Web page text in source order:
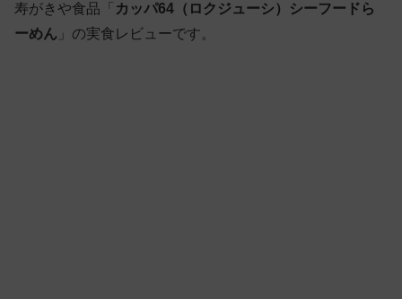
寿がきや食品「 カッパ64（ロクジューシ）シーフードら
ーめん 」の実食レビューです。